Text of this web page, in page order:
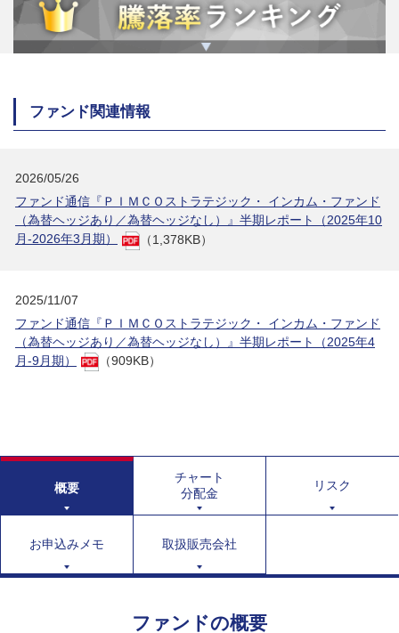
ファンド関連情報
2026/05/26
ファンド通信『ＰＩＭＣＯストラテジック・ インカム・ファンド
（為替ヘッジあり／為替ヘッジなし）』半期レポート（2025年10
月-2026年3月期）
（1,378KB）
2025/11/07
ファンド通信『ＰＩＭＣＯストラテジック・ インカム・ファンド
（為替ヘッジあり／為替ヘッジなし）』半期レポート（2025年4
月-9月期）
（909KB）
概要
チャート
分配金
リスク
お申込みメモ 取扱販売会社
ファンドの概要